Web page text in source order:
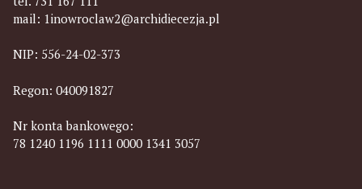
mail: 1inowroclaw2@archidiecezja.pl
NIP: 556-24-02-373
Regon: 040091827
Nr konta bankowego:
78 1240 1196 1111 0000 1341 3057